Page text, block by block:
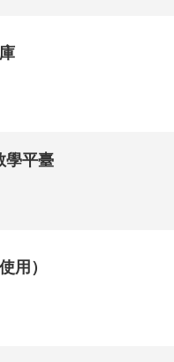
學平臺
用）